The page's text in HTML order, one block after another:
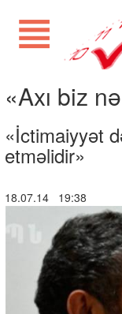
«Axı biz
«İctimaiyyət
etməlidir»
18.07.14 19:38